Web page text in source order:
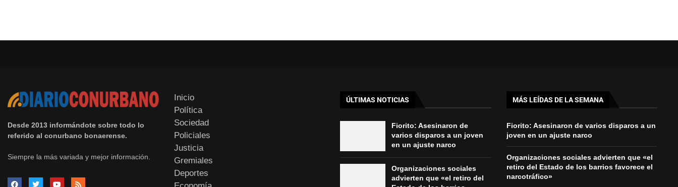
Desde 2013 informándote sobre todo lo
referido al conurbano bonaerense.
Siempre la más variada y mejor información.
Inicio
Política
Sociedad
Policiales
Justicia
Gremiales
Deportes
ÚLTIMAS NOTICIAS
Fiorito: Asesinaron de
varios disparos a un joven
en un ajuste narco
Organizaciones sociales
advierten que «el retiro del
MÁS LEÍDAS DE LA SEMANA
Fiorito: Asesinaron de varios disparos a un
joven en un ajuste narco
Organizaciones sociales advierten que «el
retiro del Estado de los barrios favorece el
narcotráfico»